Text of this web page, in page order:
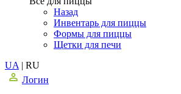
Назад
Инвентарь для пиццы
Формы для пиццы
Щетки для печи
UA | RU
Логин